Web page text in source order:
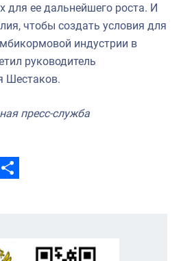
для ее дальнейшего роста. И
чтобы создать условия для
индустрии в
руководитель
Шестаков.
пресс-служба